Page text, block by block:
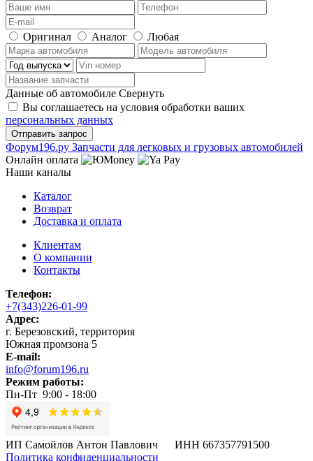
Оригинал Аналог Любая
Данные об автомобиле Свернуть
Вы соглашаетесь на условия обработки ваших
персональных данных
Фoрум196.ру Запчасти для легковых и грузовых автомобилей
Онлайн оплата
Наши каналы
Каталог
Возврат
Доставка и оплата
Клиентам
О компании
Контакты
Телефон:
+7(343)226-01-99
Адрес:
г. Березовский, территория
Южная промзона 5
E-mail:
info@forum196.ru
Режим работы:
Пн-Пт 9:00 - 18:00
ИП Самойлов Антон Павлович ИНН 667357791500
Политика конфиденциальности